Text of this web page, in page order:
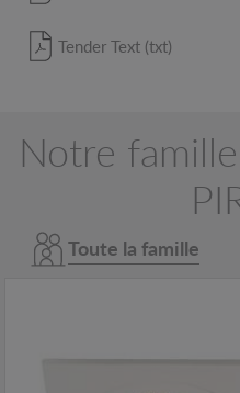
Tender Text (txt)
Notre
Toute la famille